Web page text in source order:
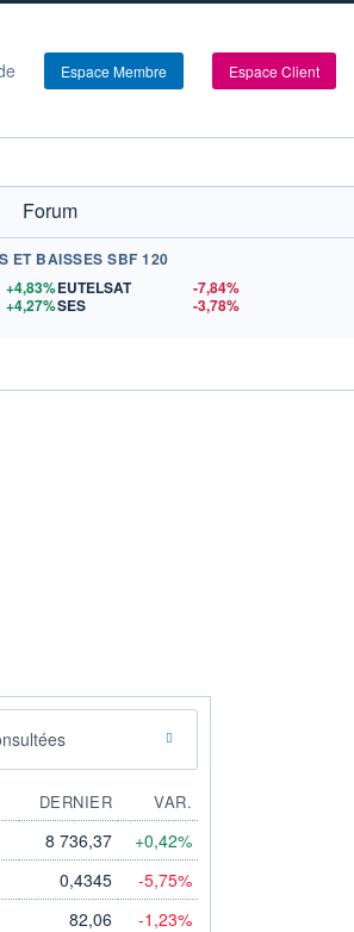
Espace Membre Espace Client
Forum
ET BAISSES SBF 120
+4,83%
+4,27%
EUTELSAT
-7,84%
SES
-3,78%
DERNIER
VAR.
8 736,37 +0,42%
0,4345 -5,75%
82,06 -1,23%